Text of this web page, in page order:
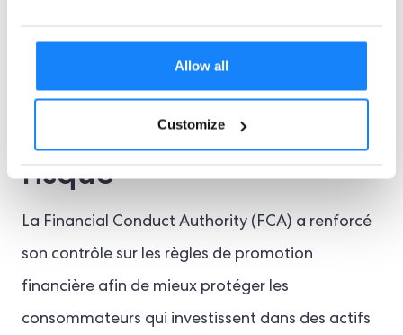
Allow all
Customize
promotions financières
pour les
investissements à haut
risque
La Financial Conduct Authority (FCA) a renforcé
son contrôle sur les règles de promotion
financière afin de mieux protéger les
consommateurs qui investissent dans des actifs